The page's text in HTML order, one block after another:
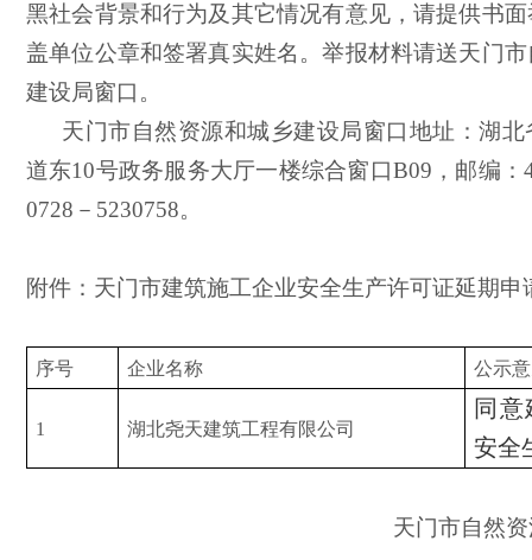
黑社会背景和行为及其它情况有意见，请提供书
盖单位公章和签署真实姓名。举报材料请送天门
建设局窗口 。
天门市自然资源和城乡建设局窗口地址：湖北
道东10号政务服务大厅一楼综合窗口B09，邮编：
0728－5230758。
附件：天门市建筑施工企业安全生产许可证延期申
序号 企业名称 公示
1 湖北尧天建筑工程有限公司
同
安全
天门市自然